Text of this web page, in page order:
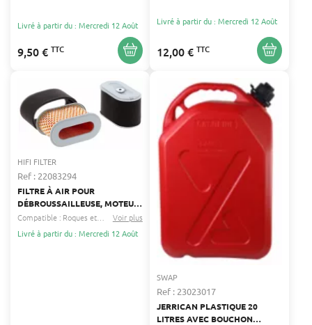
Livré à partir du : Mercredi 12 Août
9,50 € TTC
Livré à partir du : Mercredi 12 Août
12,00 € TTC
HIFI FILTER
Ref : 22083294
FILTRE À AIR POUR
DÉBROUSSAILLEUSE, MOTEUR,
TONDEUSE GABY, HERKULES,
HONDA HIFI FILTER 101-258
Compatible : Roques et lecoeur Verts loisirs
Voir plus
Livré à partir du : Mercredi 12 Août
SWAP
Ref : 23023017
JERRICAN PLASTIQUE 20
LITRES AVEC BOUCHON